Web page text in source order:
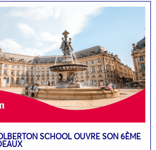
SCHOOL OUVRE SON 6ÈME